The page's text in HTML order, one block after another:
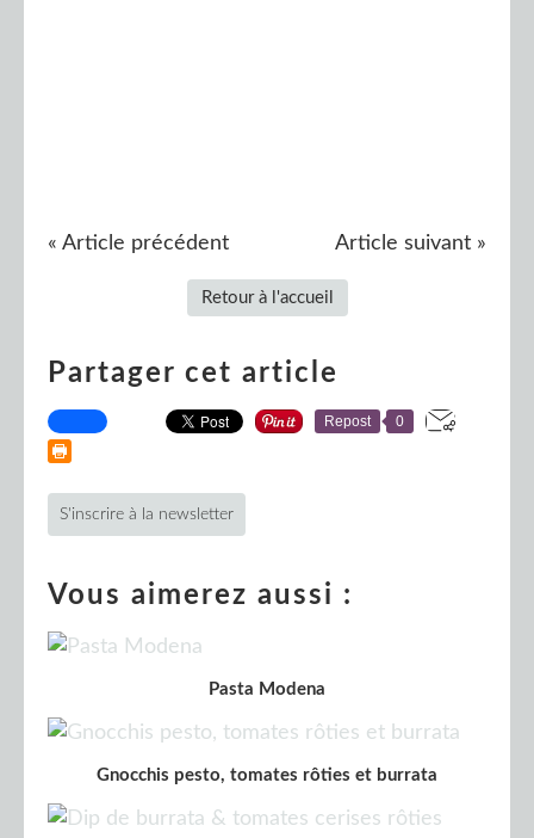
« Article précédent Article suivant »
Retour à l'accueil
Partager cet article
Repost 0
S'inscrire à la newsletter
Vous aimerez aussi :
Pasta Modena
Gnocchis pesto, tomates rôties et burrata